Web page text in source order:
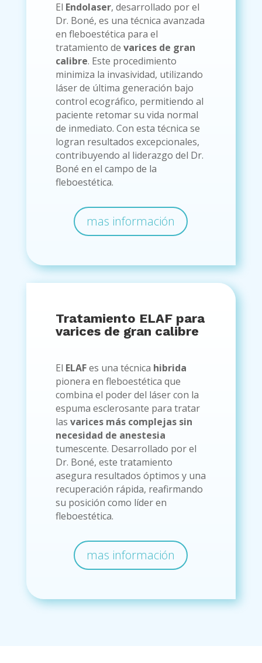
El Endolaser, desarrollado por el
Dr. Boné, es una técnica avanzada
en fleboestética para el
tratamiento de varices de gran
calibre. Este procedimiento
minimiza la invasividad, utilizando
láser de última generación bajo
control ecográfico, permitiendo al
paciente retomar su vida normal
de inmediato. Con esta técnica se
logran resultados excepcionales,
contribuyendo al liderazgo del Dr.
Boné en el campo de la
fleboestética.
mas información
Tratamiento ELAF para
varices de gran calibre
El ELAFes una técnica hibrida
pionera en fleboestética que
combina el poder del láser con la
espuma esclerosante para tratar
las varices más complejas sin
necesidad de anestesia
tumescente. Desarrollado por el
Dr. Boné, este tratamiento
asegura resultados óptimos y una
recuperación rápida, reafirmando
su posición como líder en
fleboestética.
mas información